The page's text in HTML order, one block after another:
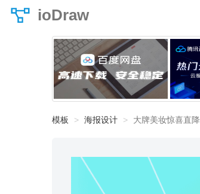
ioDraw
模板 海报设计 大牌美妆惊喜直降